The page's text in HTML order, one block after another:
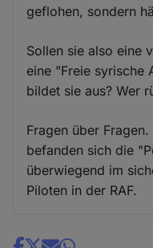
geflohen, sondern
Sollen sie also eine
eine "Freie syrische
bildet sie aus? Wer
Fragen über
befanden sich die
überwiegend im
Piloten in der RAF.